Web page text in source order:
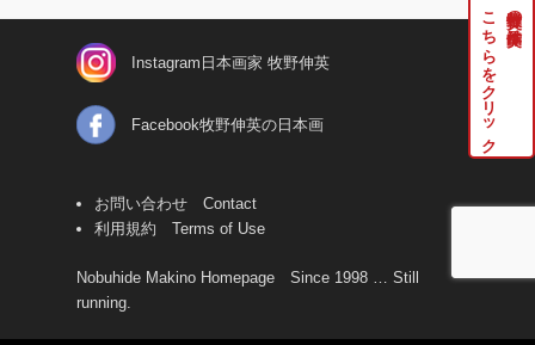
牧野伸英の実作品は
こちらをクリック
Instagram日本画家 牧野伸英
Facebook牧野伸英の日本画
お問い合わせ Contact
利用規約 Terms of Use
Nobuhide Makino Homepage Since 1998 … Still
running.